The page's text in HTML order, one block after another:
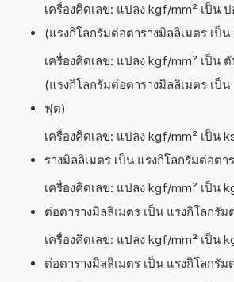
เครื่องคิดเลข: แปลง kgf/mm² เป็น
(แรงกิโลกรัมต่อตารางมิลลิเมตร เป็
เครื่องคิดเลข: แปลง kgf/mm² เป็น
(แรงกิโลกรัมต่อตารางมิลลิเมตร เป็
ฟุต)
เครื่องคิดเลข: แปลง kgf/mm² เป็น
รางมิลลิเมตร เป็น แรงกิโลกรัมต่อตา
เครื่องคิดเลข: แปลง kgf/mm² เป็น
ต่อตารางมิลลิเมตร เป็น แรงกิโลกรัม
เครื่องคิดเลข: แปลง kgf/mm² เป็น
ต่อตารางมิลลิเมตร เป็น แรงกิโลกรัม